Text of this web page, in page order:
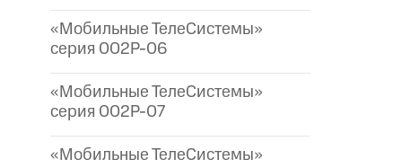
«Мобильные ТелеСистемы»
серия 002P-06
«Мобильные ТелеСистемы»
серия 002P-07
«Мобильные ТелеСистемы»